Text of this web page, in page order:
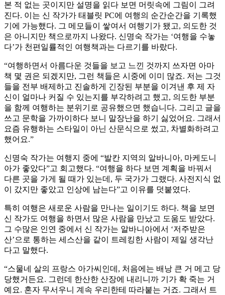
본 적 없는 곳이지만 설명을 읽다 보면 머릿속에 그림이 그려
진다. 이는 신 작가가 태블릿 PC에 여행의 순간순간을 기록했
기에 가능했다. 그 메모들이 쌓여서 여행기가 됐고, 의도한 것
은 아니지만 책으로까지 나왔다. 신명숙 작가는 ‘여행을 수놓
다’가 천편일률적인 여행책과는 다르기를 바랐다.
“여행하면서 아름다운 것들을 보고 느낀 것까지 쓰자면 아마
책 몇 권은 되겠지만, 그런 책들은 시중에 이미 많죠. 저는 그것
들을 전부 배제하고 진솔하게 긴장된 부분을 이겨낸 후 제 자
신이 얼마나 커질 수 있는지를 부각하려고 했고, 의도한 부분
을 함께 여행하는 분위기로 공유했으면 했습니다. 그리고 글을
쓰고 문학을 가까이하다 보니 말장난을 하기 싫었어요. 그래서
요즘 유행하는 스타일이 아닌 산문식으로 썼고, 차별화하려고
했어요.”
신명숙 작가는 여행지 중에 “발칸 지역의 알바니아, 마케도니
아가 좋았다”고 회고했다. “여행을 하다 보면 계획을 바꿔서
다른 곳을 가게 될 때가 있는데, 두 국가가 그랬다. 사전지식 없
이 갔지만 좋았고 인상에 남는다”고 이유를 덧붙였다.
특히 여행은 새로운 사람을 만나는 일이기도 하다. 책을 보면
신 작가도 여행을 하면서 많은 사람을 만났고 도움도 받았다.
그 수많은 인연 중에서 신 작가는 알바니아에서 ‘저주받은
산’으로 통하는 세스산을 같이 트레킹한 사람이 제일 생각난
다고 말했다.
“스물네 살의 프랑스 아가씨인데, 처음에는 배낭 큰 거 메고 당
당했거든요. 그런데 한산한 산장에 내리니까 기가 확 죽는 거
예요. 혼자 무서우니 계속 우리한테 따라붙는 거죠. 그래서 트